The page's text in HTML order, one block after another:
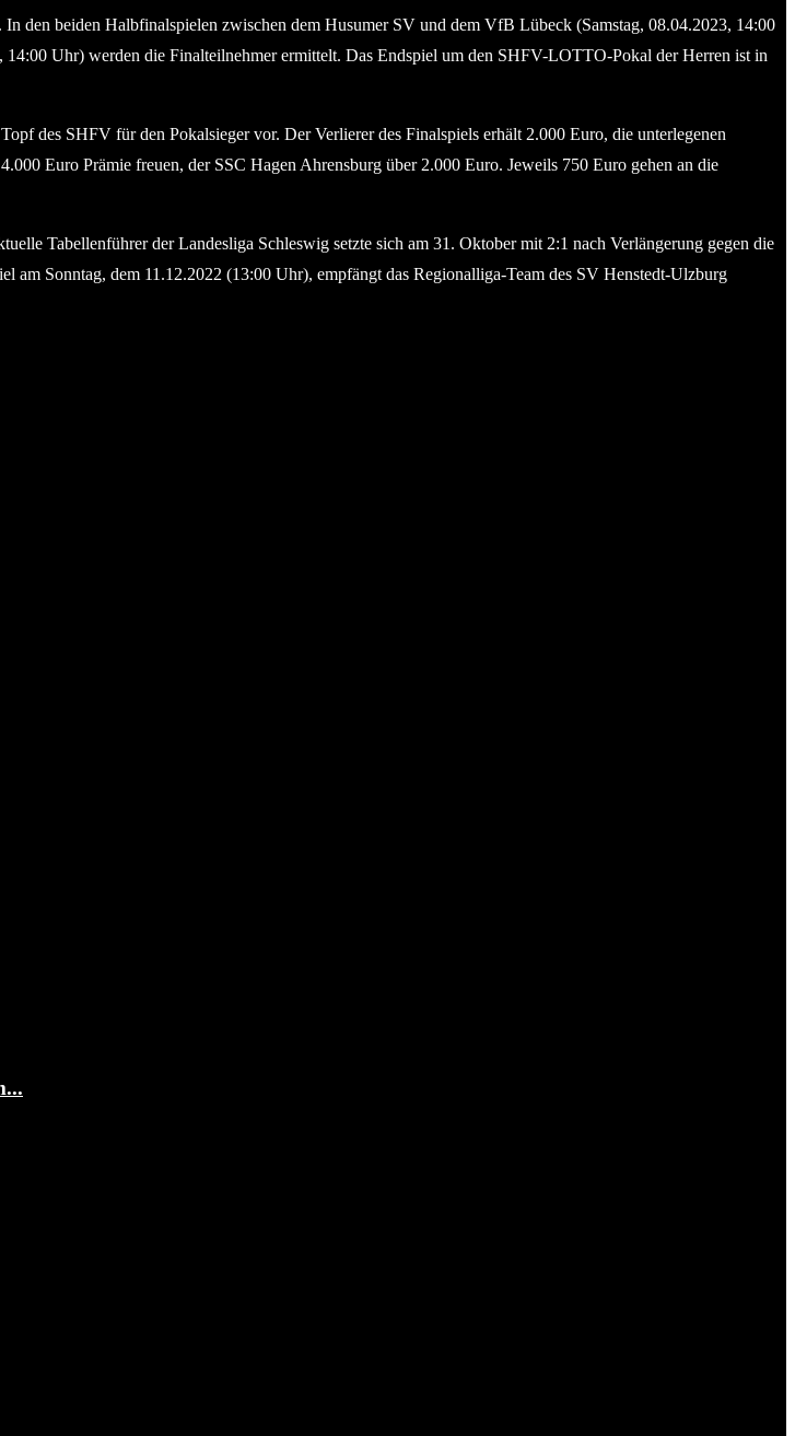
den beiden Halbfinalspielen zwischen dem Husumer SV und dem VfB Lübeck (Samstag, 08.04.2023, 14:00
Uhr) werden die Finalteilnehmer ermittelt. Das Endspiel um den SHFV-LOTTO-Pokal der Herren ist in
des SHFV für den Pokalsieger vor. Der Verlierer des Finalspiels erhält 2.000 Euro, die unterlegenen
Euro Prämie freuen, der SSC Hagen Ahrensburg über 2.000 Euro. Jeweils 750 Euro gehen an die
Tabellenführer der Landesliga Schleswig setzte sich am 31. Oktober mit 2:1 nach Verlängerung gegen die
Sonntag, dem 11.12.2022 (13:00 Uhr), empfängt das Regionalliga-Team des SV Henstedt-Ulzburg